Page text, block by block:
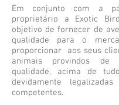
Em conjunto com a
proprietário a Exotic
objetivo de fornecer de
qualidade para o
proporcionar aos seus
animais provindos de
qualidade, acima de
devidamente
competentes.